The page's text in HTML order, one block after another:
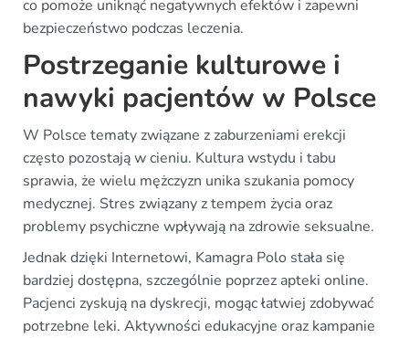
co pomoże uniknąć negatywnych efektów i zapewni
bezpieczeństwo podczas leczenia.
Postrzeganie kulturowe i
nawyki pacjentów w Polsce
W Polsce tematy związane z zaburzeniami erekcji
często pozostają w cieniu. Kultura wstydu i tabu
sprawia, że wielu mężczyzn unika szukania pomocy
medycznej. Stres związany z tempem życia oraz
problemy psychiczne wpływają na zdrowie seksualne.
Jednak dzięki Internetowi, Kamagra Polo stała się
bardziej dostępna, szczególnie poprzez apteki online.
Pacjenci zyskują na dyskrecji, mogąc łatwiej zdobywać
potrzebne leki. Aktywności edukacyjne oraz kampanie